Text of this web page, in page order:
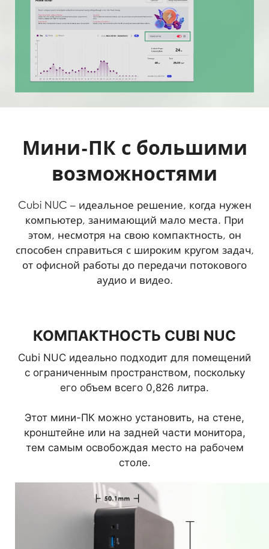
Мини-ПК с большими
возможностями
Cubi NUC – идеальное решение, когда нужен
компьютер, занимающий мало места. При
этом, несмотря на свою компактность, он
способен справиться с широким кругом задач,
от офисной работы до передачи потокового
аудио и видео.
КОМПАКТНОСТЬ CUBI NUC
Cubi NUC идеально подходит для помещений
с ограниченным пространством, поскольку
его объем всего 0,826 литра.
Этот мини-ПК можно установить, на стене,
кронштейне или на задней части монитора,
тем самым освобождая место на рабочем
столе.